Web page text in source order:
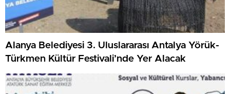
Alanya Belediyesi 3. Uluslararası Antalya Yörük-
Türkmen Kültür Festivali’nde Yer Alacak